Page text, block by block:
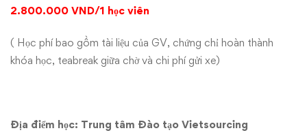
2.800.000 VND/1 học viên
( Học phí bao gồm tài liệu của GV, chứng chỉ hoàn thành
khóa học, teabreak giữa chờ và chi phí gửi xe)
Địa điểm học: Trung tâm Đào tạo Vietsourcing